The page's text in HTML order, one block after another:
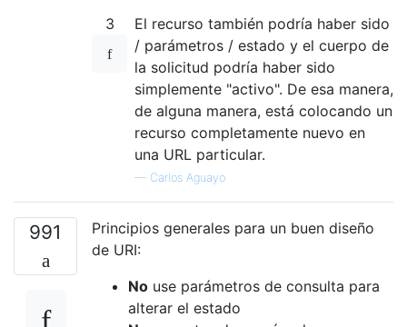
3
El recurso también podría haber sido
/ parámetros / estado y el cuerpo de
la solicitud podría haber sido
simplemente "activo". De esa manera,
de alguna manera, está colocando un
recurso completamente nuevo en
una URL particular.
— Carlos Aguayo
991
Principios generales para un buen diseño
de URI:
No use parámetros de consulta para
alterar el estado